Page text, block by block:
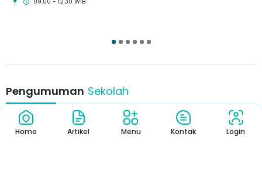
5 6
Pengumuman Sekolah
Home Artikel Menu Kontak Login